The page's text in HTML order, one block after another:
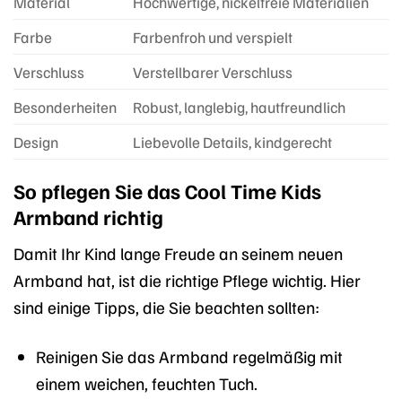
Farbe
Farbenfroh und verspielt
Verschluss
Verstellbarer Verschluss
Besonderheiten
Robust, langlebig, hautfreundlich
Design
Liebevolle Details, kindgerecht
So pflegen Sie das Cool Time Kids
Armband richtig
Damit Ihr Kind lange Freude an seinem neuen
Armband hat, ist die richtige Pflege wichtig. Hier
sind einige Tipps, die Sie beachten sollten:
Reinigen Sie das Armband regelmäßig mit
einem weichen, feuchten Tuch.